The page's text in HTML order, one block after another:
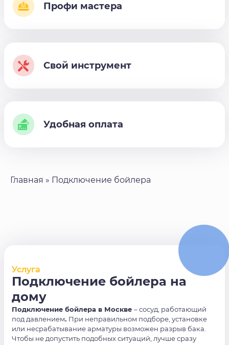
Профи мастера
Свой инструмент
Удобная оплата
Главная » Подключение бойлера
Услуга
Подключение бойлера на
дому
Подключение бойлера в Москве – сосуд, работающий
под давлением. При неправильном подборе, установке
или несрабатывание арматуры возможен разрыв бака.
Чтобы не допустить подобных ситуаций, лучше сразу